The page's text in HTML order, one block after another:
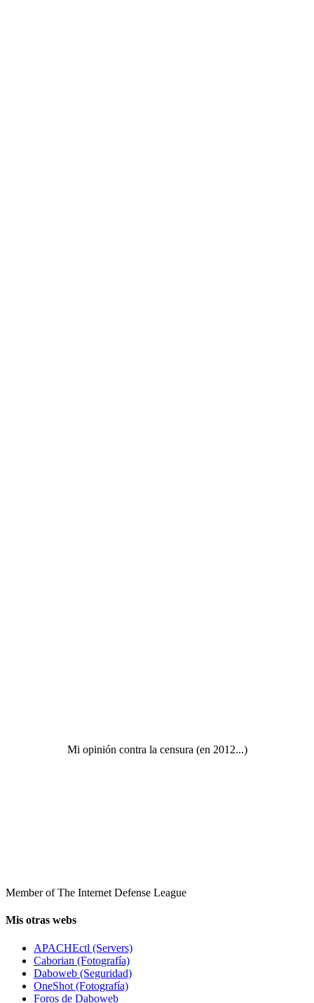
Mi opinión contra la censura (en 2012...)
Member of The Internet Defense League
Mis otras webs
APACHEctl (Servers)
Caborian (Fotografía)
Daboweb (Seguridad)
OneShot (Fotografía)
Foros de Daboweb